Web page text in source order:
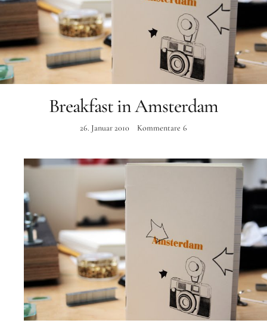
Breakfast in Amsterdam
26. Januar 2010 Kommentare 6